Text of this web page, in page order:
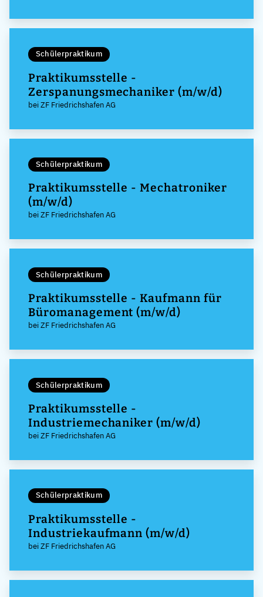
Schülerpraktikum
Praktikumsstelle -
Zerspanungsmechaniker (m/w/d)
bei ZF Friedrichshafen AG
Schülerpraktikum
Praktikumsstelle - Mechatroniker
(m/w/d)
bei ZF Friedrichshafen AG
Schülerpraktikum
Praktikumsstelle - Kaufmann für
Büromanagement (m/w/d)
bei ZF Friedrichshafen AG
Schülerpraktikum
Praktikumsstelle -
Industriemechaniker (m/w/d)
bei ZF Friedrichshafen AG
Schülerpraktikum
Praktikumsstelle -
Industriekaufmann (m/w/d)
bei ZF Friedrichshafen AG